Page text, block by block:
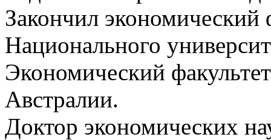
Закончил экономический
Национального
Экономический
Австралии.
Доктор экономических